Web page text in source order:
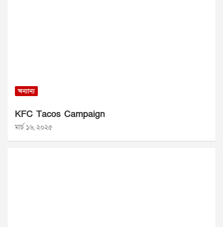
অন্যান্য
KFC Tacos Campaign
মার্চ ১৬, ২০২৫